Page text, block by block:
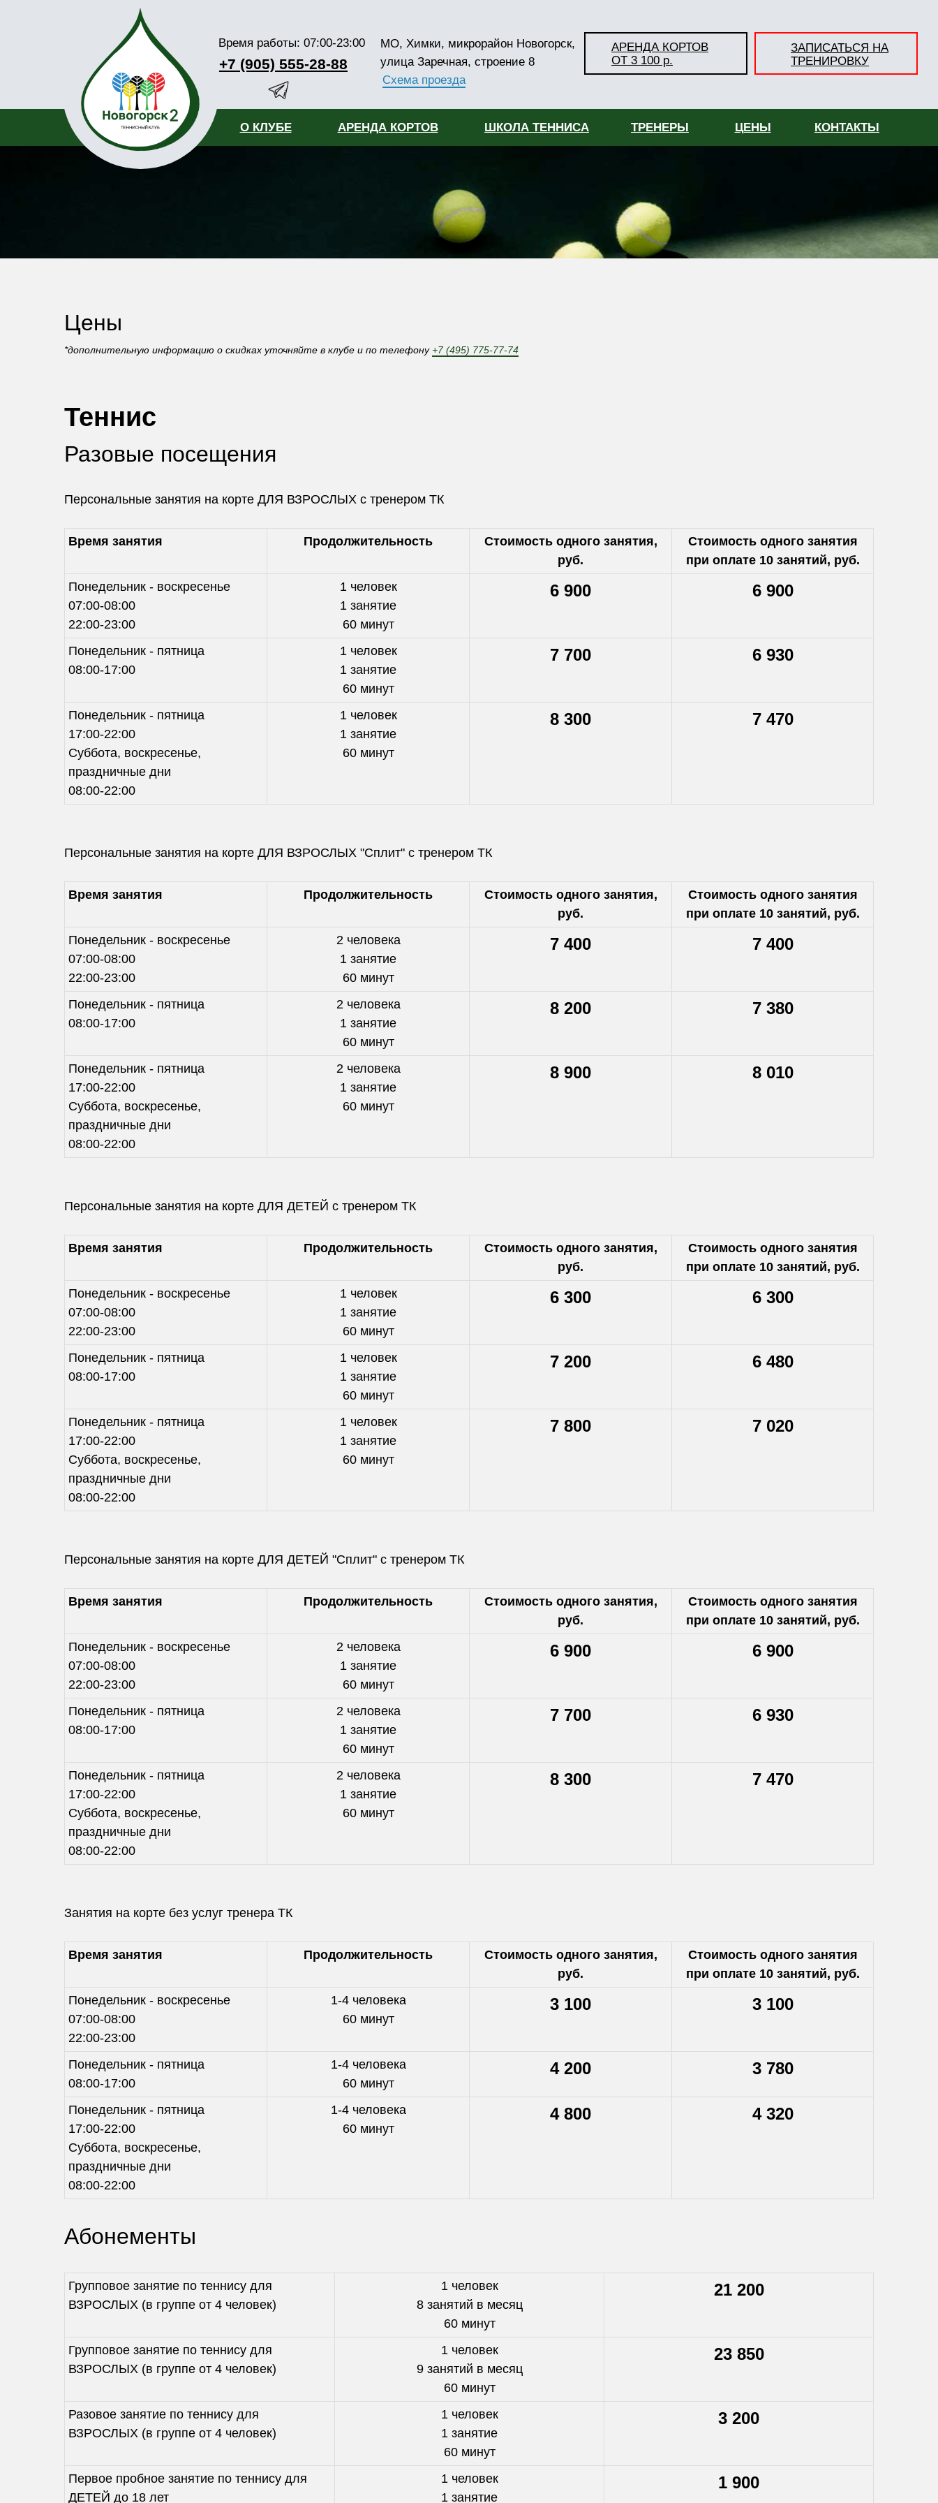
Время работы: 07:00-23:00
МO, Химки, микрорайон Новогорск,
улица Заречная, строение 8
АРЕНДА КОРТОВ
ОТ 3 100 р.
О КЛУБЕ АРЕНДА КОРТОВ ШКОЛА ТЕННИСА ЦЕНЫ
ТРЕНЕРЫ КОНТАКТЫ
ЗАПИСАТЬСЯ НА
ТРЕНИРОВКУ
Схема проезда
+7 (905) 555-28-88
Цены
*дополнительную информацию о скидках уточняйте в клубе и по телефону+7 (495) 775-77-74
Теннис
Разовые посещения
Персональные занятия на корте ДЛЯ ВЗРОСЛЫХ с тренером ТК
Время занятия Продолжительность
Стоимость одного занятия,
руб.
Стоимость одного занятия
при оплате 10 занятий, руб.
Понедельник - воскресенье
07:00-08:00
22:00-23:00
1 человек
1 занятие
60 минут
6 900 6 900
Понедельник - пятница
08:00-17:00
1 человек
1 занятие
60 минут
7 700 6 930
Понедельник - пятница
17:00-22:00
Суббота, воскресенье,
праздничные дни
08:00-22:00
1 человек
1 занятие
60 минут
8 300 7 470
Персональные занятия на корте ДЛЯ ВЗРОСЛЫХ "Сплит" с тренером ТК
Время занятия Продолжительность
Стоимость одного занятия,
руб.
Стоимость одного занятия
при оплате 10 занятий, руб.
Понедельник - воскресенье
07:00-08:00
22:00-23:00
2 человека
1 занятие
60 минут
7 400 7 400
Понедельник - пятница
08:00-17:00
2 человека
1 занятие
60 минут
8 200 7 380
Понедельник - пятница
17:00-22:00
Суббота, воскресенье,
праздничные дни
08:00-22:00
2 человека
1 занятие
60 минут
8 900 8 010
Персональные занятия на корте ДЛЯ ДЕТЕЙ с тренером ТК
Время занятия Продолжительность
Стоимость одного занятия,
руб.
Стоимость одного занятия
при оплате 10 занятий, руб.
Понедельник - воскресенье
07:00-08:00
22:00-23:00
1 человек
1 занятие
60 минут
6 300 6 300
Понедельник - пятница
08:00-17:00
1 человек
1 занятие
60 минут
7 200 6 480
Понедельник - пятница
17:00-22:00
Суббота, воскресенье,
праздничные дни
08:00-22:00
1 человек
1 занятие
60 минут
7 800 7 020
Персональные занятия на корте ДЛЯ ДЕТЕЙ "Сплит" с тренером ТК
Время занятия Продолжительность
Стоимость одного занятия,
руб.
Стоимость одного занятия
при оплате 10 занятий, руб.
Понедельник - воскресенье
07:00-08:00
22:00-23:00
2 человека
1 занятие
60 минут
6 900 6 900
Понедельник - пятница
08:00-17:00
2 человека
1 занятие
60 минут
7 700 6 930
Понедельник - пятница
17:00-22:00
Суббота, воскресенье,
праздничные дни
08:00-22:00
2 человека
1 занятие
60 минут
8 300 7 470
Занятия на корте без услуг тренера ТК
Время занятия Продолжительность
Стоимость одного занятия,
руб.
Стоимость одного занятия
при оплате 10 занятий, руб.
Понедельник - воскресенье
07:00-08:00
22:00-23:00
1-4 человека
60 минут
3 100 3 100
Понедельник - пятница
08:00-17:00
1-4 человека
60 минут
4 200 3 780
Понедельник - пятница
17:00-22:00
Суббота, воскресенье,
праздничные дни
08:00-22:00
1-4 человека
60 минут
4 800 4 320
Абонементы
Групповое занятие по теннису для
ВЗРОСЛЫХ (в группе от 4 человек)
1 человек
8 занятий в месяц
60 минут
21 200
Групповое занятие по теннису для
ВЗРОСЛЫХ (в группе от 4 человек)
1 человек
9 занятий в месяц
60 минут
23 850
Разовое занятие по теннису для
ВЗРОСЛЫХ (в группе от 4 человек)
1 человек
1 занятие
60 минут
3 200
Первое пробное занятие по теннису для
ДЕТЕЙ до 18 лет
1 человек
1 занятие
1 900